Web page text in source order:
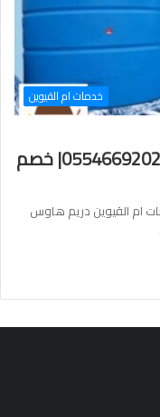
خدمات ام القيوين
شركة تنظيف خزانات ام القيوين |0554669202| خصم
ام القيوين دريم هاوس